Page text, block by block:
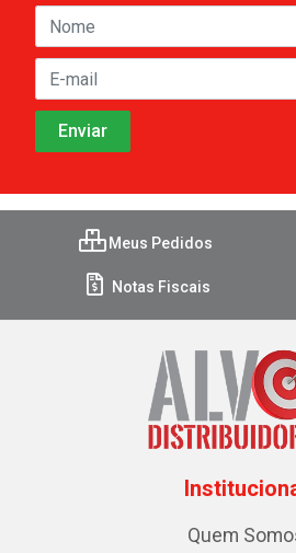
Meus Pedidos
Notas Fiscais
Quem